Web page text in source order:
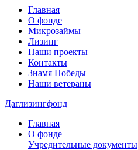
Главная
О фонде
Микрозаймы
Лизинг
Наши проекты
Контакты
Знамя Победы
Наши ветераны
Даглизингфонд
Главная
О фонде
Учредительные документы